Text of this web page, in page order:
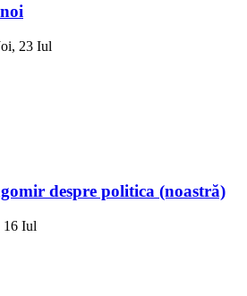
23 Iul
despre politica (noastră)
16 Iul